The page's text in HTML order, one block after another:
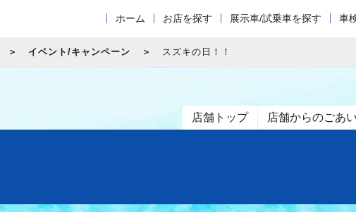
ホーム お店を探す 展示車/試乗車を探す 車
イベント/キャンペーン スズキの日！！
店舗トップ 店舗からのごあ